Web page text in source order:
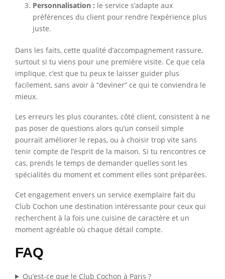
Personnalisation : le service s’adapte aux
préférences du client pour rendre l’expérience plus
juste.
Dans les faits, cette qualité d’accompagnement rassure,
surtout si tu viens pour une première visite. Ce que cela
implique, c’est que tu peux te laisser guider plus
facilement, sans avoir à “deviner” ce qui te conviendra le
mieux.
Les erreurs les plus courantes, côté client, consistent à ne
pas poser de questions alors qu’un conseil simple
pourrait améliorer le repas, ou à choisir trop vite sans
tenir compte de l’esprit de la maison. Si tu rencontres ce
cas, prends le temps de demander quelles sont les
spécialités du moment et comment elles sont préparées.
Cet engagement envers un service exemplaire fait du
Club Cochon une destination intéressante pour ceux qui
recherchent à la fois une cuisine de caractère et un
moment agréable où chaque détail compte.
FAQ
Qu’est-ce que le Club Cochon à Paris ?